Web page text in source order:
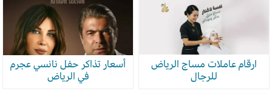
ارقام عاملات مساج الرياض
للرجال
أسعار تذاكر حفل نانسي عجرم
في الرياض